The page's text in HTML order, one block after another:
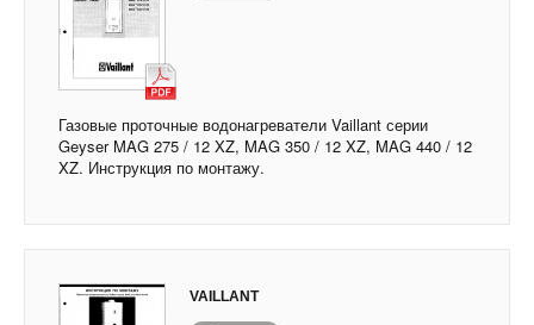
Газовые проточные водонагреватели Vaillant серии
Geyser MAG 275 / 12 XZ, MAG 350 / 12 XZ, MAG 440 / 12
XZ. Инструкция по монтажу.
VAILLANT